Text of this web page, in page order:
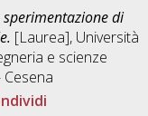
sperimentazione di
[Laurea], Università
e scienze